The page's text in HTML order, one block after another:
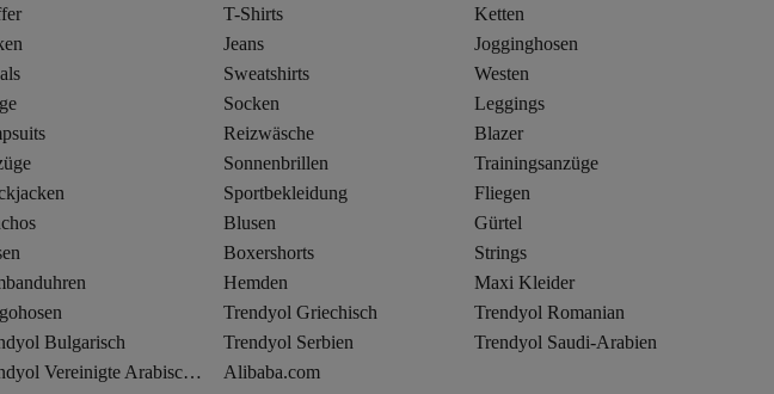
T-Shirts
Ketten
Jeans
Jogginghosen
Sweatshirts
Westen
Socken
Leggings
Reizwäsche
Blazer
Sonnenbrillen
Trainingsanzüge
Sportbekleidung
Fliegen
Blusen
Gürtel
Boxershorts
Strings
Hemden
Maxi Kleider
Trendyol Griechisch
Trendyol Romanian
Bulgarisch
Trendyol Serbien
Trendyol Saudi-Arabien
Trendyol Vereinigte Arabische Emirate
Alibaba.com